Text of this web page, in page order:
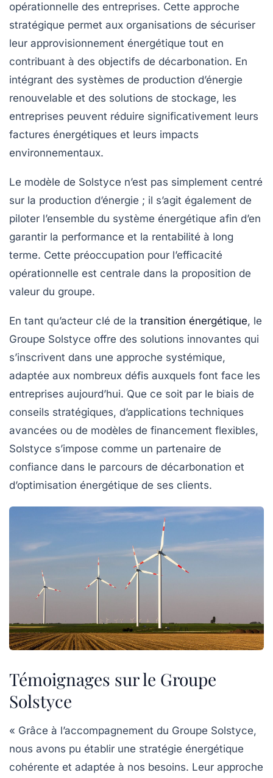
opérationnelle des entreprises. Cette approche
stratégique permet aux organisations de sécuriser
leur approvisionnement énergétique tout en
contribuant à des objectifs de décarbonation. En
intégrant des systèmes de production d’énergie
renouvelable et des solutions de stockage, les
entreprises peuvent réduire significativement leurs
factures énergétiques et leurs impacts
environnementaux.
Le modèle de Solstyce n’est pas simplement centré
sur la production d’énergie ; il s’agit également de
piloter l’ensemble du système énergétique afin d’en
garantir la performance et la rentabilité à long
terme. Cette préoccupation pour l’efficacité
opérationnelle est centrale dans la proposition de
valeur du groupe.
En tant qu’acteur clé de la transition énergétique, le
Groupe Solstyce offre des solutions innovantes qui
s’inscrivent dans une approche systémique,
adaptée aux nombreux défis auxquels font face les
entreprises aujourd’hui. Que ce soit par le biais de
conseils stratégiques, d’applications techniques
avancées ou de modèles de financement flexibles,
Solstyce s’impose comme un partenaire de
confiance dans le parcours de décarbonation et
d’optimisation énergétique de ses clients.
Témoignages sur le Groupe
Solstyce
« Grâce à l’accompagnement du Groupe Solstyce,
nous avons pu établir une stratégie énergétique
cohérente et adaptée à nos besoins. Leur approche